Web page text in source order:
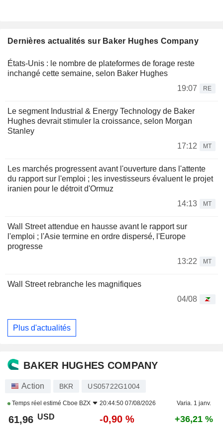
Dernières actualités sur Baker Hughes Company
États-Unis : le nombre de plateformes de forage reste
inchangé cette semaine, selon Baker Hughes
19:07
RE
Le segment Industrial & Energy Technology de Baker
Hughes devrait stimuler la croissance, selon Morgan
Stanley
17:12
MT
Les marchés progressent avant l'ouverture dans l'attente
du rapport sur l'emploi ; les investisseurs évaluent le projet
iranien pour le détroit d'Ormuz
14:13
MT
Wall Street attendue en hausse avant le rapport sur
l'emploi ; l'Asie termine en ordre dispersé, l'Europe
progresse
13:22
MT
Wall Street rebranche les magnifiques
04/08
Plus d'actualités
BAKER HUGHES COMPANY
Action BKR US05722G1004
Temps réel estimé Cboe BZX 20:44:50 07/08/2026 Varia. 1 janv.
61,96 USD -0,90 % +36,21 %